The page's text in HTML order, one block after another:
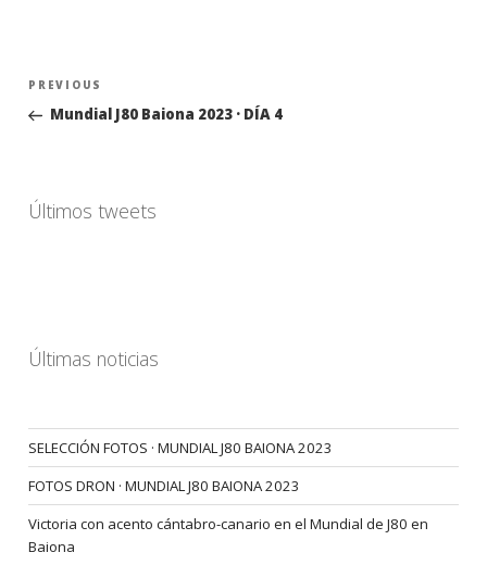
Navegación
entradas
Previous
Post
PREVIOUS
Mundial J80 Baiona 2023 · DÍA 4
Últimos tweets
Últimas noticias
SELECCIÓN FOTOS · MUNDIAL J80 BAIONA 2023
FOTOS DRON · MUNDIAL J80 BAIONA 2023
Victoria con acento cántabro-canario en el Mundial de J80 en
Baiona